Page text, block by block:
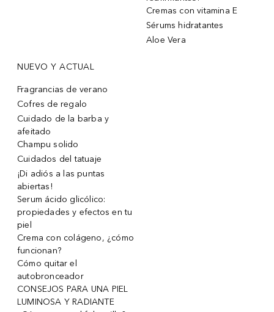
Cremas con vitamina E
Sérums hidratantes
Aloe Vera
NUEVO Y ACTUAL
Fragrancias de verano
Cofres de regalo
Cuidado de la barba y
afeitado
Champu solido
Cuidados del tatuaje
¡Di adiós a las puntas
abiertas!
Serum ácido glicólico:
propiedades y efectos en tu
piel
Crema con colágeno, ¿cómo
funcionan?
Cómo quitar el
autobronceador
CONSEJOS PARA UNA PIEL
LUMINOSA Y RADIANTE